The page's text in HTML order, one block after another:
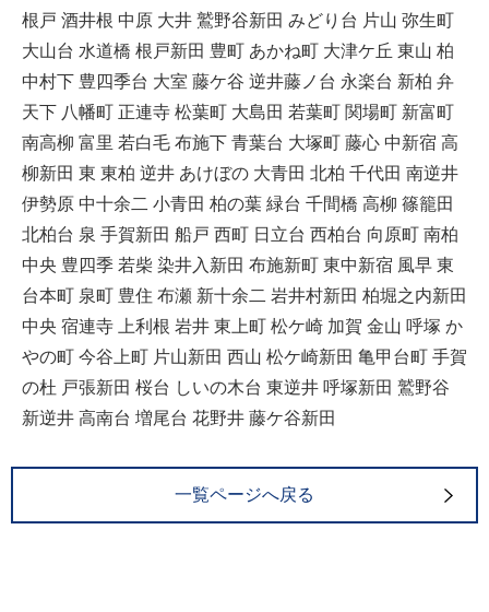
根戸 酒井根 中原 大井 鷲野谷新田 みどり台 片山 弥生町
大山台 水道橋 根戸新田 豊町 あかね町 大津ケ丘 東山 柏
中村下 豊四季台 大室 藤ケ谷 逆井藤ノ台 永楽台 新柏 弁
天下 八幡町 正連寺 松葉町 大島田 若葉町 関場町 新富町
南高柳 富里 若白毛 布施下 青葉台 大塚町 藤心 中新宿 高
柳新田 東 東柏 逆井 あけぼの 大青田 北柏 千代田 南逆井
伊勢原 中十余二 小青田 柏の葉 緑台 千間橋 高柳 篠籠田
北柏台 泉 手賀新田 船戸 西町 日立台 西柏台 向原町 南柏
中央 豊四季 若柴 染井入新田 布施新町 東中新宿 風早 東
台本町 泉町 豊住 布瀬 新十余二 岩井村新田 柏堀之内新田
中央 宿連寺 上利根 岩井 東上町 松ケ崎 加賀 金山 呼塚 か
やの町 今谷上町 片山新田 西山 松ケ崎新田 亀甲台町 手賀
の杜 戸張新田 桜台 しいの木台 東逆井 呼塚新田 鷲野谷
新逆井 高南台 増尾台 花野井 藤ケ谷新田
一覧ページへ戻る